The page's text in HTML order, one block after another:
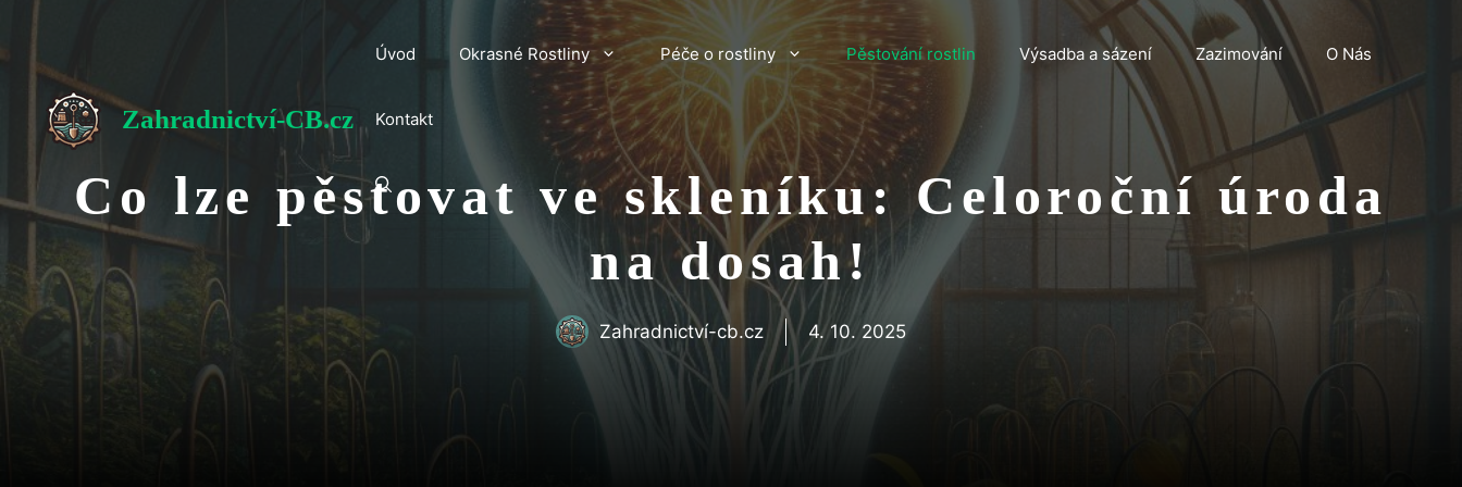
obsah
Zahradnictví-CB.cz
Úvod Okrasné Rostliny Péče o rostliny Pěstování rostlin Výsadba a sázení Zazimování O Nás
Kontakt
Co lze pěstovat ve skleníku: Celoroční úroda
na dosah!
Zahradnictví-cb.cz 4. 10. 2025